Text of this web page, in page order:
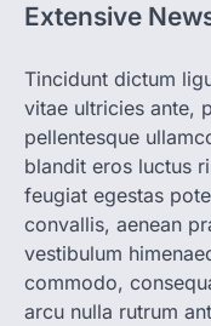
2
Extensive
Tincidunt dictum
vitae ultricies ante,
pellentesque
blandit eros luctus
feugiat egestas
convallis, aenean
vestibulum
commodo,
arcu nulla rutrum